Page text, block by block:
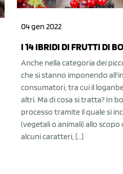
04 gen 2022
I 14 IBRIDI DI FRUTTI DI
Anche nella categoria dei
che si stanno imponendo
consumatori, tra cui il
altri. Ma di cosa si tratta? In
processo tramite il quale si
(vegetali o animali) allo
alcuni caratteri, […]